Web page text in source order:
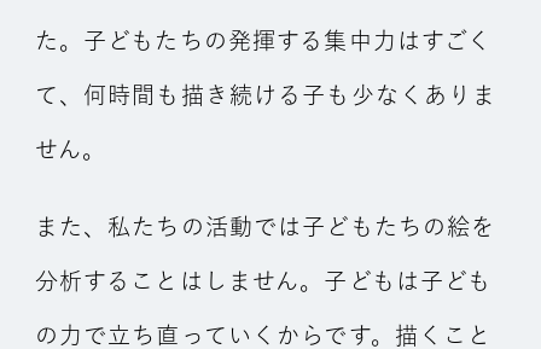
た。子どもたちの発揮する集中力はすごく
て、何時間も描き続ける子も少なくありま
せん。
また、私たちの活動では子どもたちの絵を
分析することはしません。子どもは子ども
の力で立ち直っていくからです。描くこと